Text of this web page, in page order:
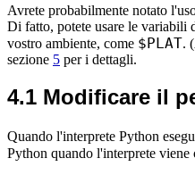
Avrete probabilmente notato
Di fatto, potete usare le variabili
vostro ambiente, come $PLAT.
sezione 5 per i dettagli.
4.1 Modificare il
Quando l'interprete Python
Python quando l'interprete